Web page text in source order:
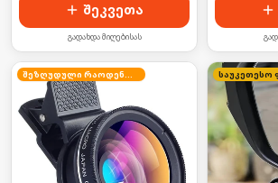
შეკვეთა
გადახდა მიღებისას
შეზღუდული რაოდენობა